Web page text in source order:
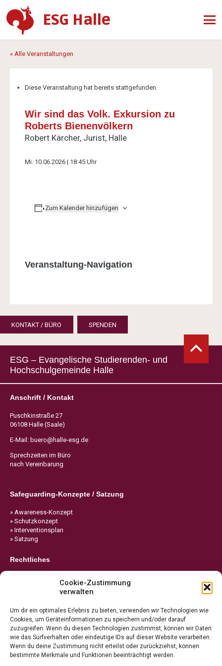
Cookie-Zustimmung
verwalten
Um dir ein optimales Erlebnis zu bieten, verwenden wir Technologien wie
Cookies, um Geräteinformationen zu speichern und/oder darauf
zuzugreifen. Wenn du diesen Technologien zustimmst, können wir Daten
wie das Surfverhalten oder eindeutige IDs auf dieser Website verarbeiten.
Wenn du deine Zustimmung nicht erteilst oder zurückziehst, können
bestimmte Merkmale und Funktionen beeinträchtigt werden.
ESG Halle
« Alle Veranstaltungen
Diese Veranstaltung hat bereits stattgefunden.
Wir sind das Volk. Exkursion zu
Roberts Bienenvölkern
Robert Kärcher, Jurist, Halle
Mi. 10.06.2026 | 18:45 Uhr
Zum Kalender hinzufügen
Veranstaltung-Navigation
KONTAKT / BÜRO SPENDEN
ESG – Evangelische Studierenden- und
Hochschulgemeinde Halle
Anschrift / Kontakt
Puschkinstraße 27
06108 Halle (Saale)
E-Mail: buero@halle-esg.de
Sprechzeiten im Büro
nach Vereinbarung
Safeguarding-Konzepte / Satzung
» Awareness-Konzept
» Schutzkonzept
» Interventionsplan
» Satzung
Rechtliches
» Cookie-Richtlinie